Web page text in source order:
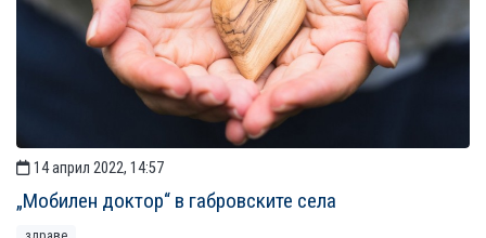
14 април 2022, 14:57
„Мобилен доктор“ в габровските села